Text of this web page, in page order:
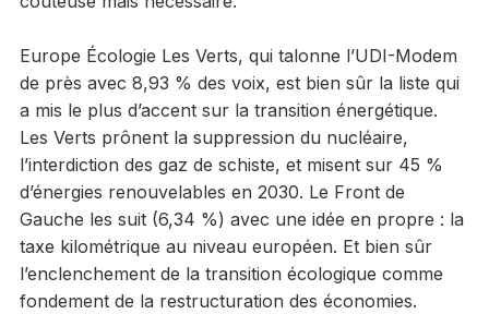
Europe Écologie Les Verts, qui talonne l’UDI-Modem
de près avec 8,93 % des voix, est bien sûr la liste qui
a mis le plus d’accent sur la transition énergétique.
Les Verts prônent la suppression du nucléaire,
l’interdiction des gaz de schiste, et misent sur 45 %
d’énergies renouvelables en 2030. Le Front de
Gauche les suit (6,34 %) avec une idée en propre : la
taxe kilométrique au niveau européen. Et bien sûr
l’enclenchement de la transition écologique comme
fondement de la restructuration des économies.